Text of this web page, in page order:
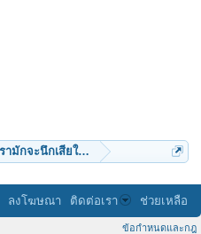
ามักจะนึกเสียใจก่อนเสียชีวิต
ลงโฆษณา ติดต่อเรา ช่วยเหลือ
ข้อกำหนดและกฎ